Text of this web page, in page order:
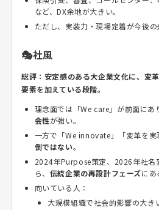
など、DX余地が大きい。
ただし、実装力・現場定着が今後の
🎭社風
総評：安定感のある大企業文化に、変
要素を加えている段階。
理念面では「We care」が前面にあ
会性が強い。
一方で「We innovate」「変革を実
倒ではない。
2024年Purpose策定、2026年社名
ら、 伝統企業の再設計フェーズにあ
向いている人：
大規模組織で社会的影響の大き